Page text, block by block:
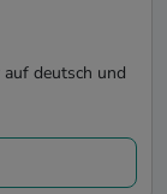
deutsch und